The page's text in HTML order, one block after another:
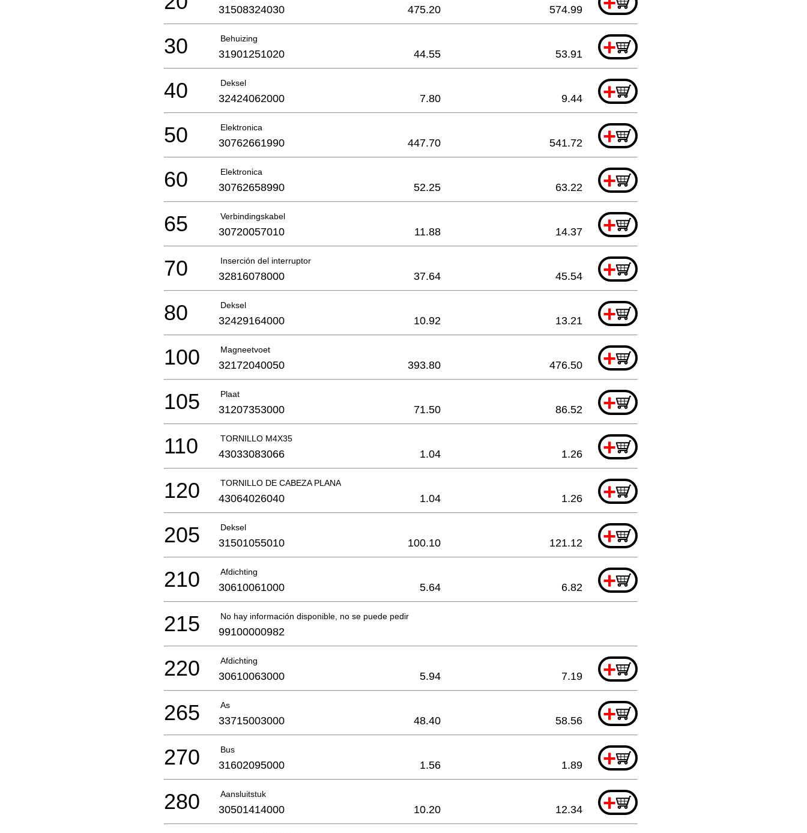
31508324030 475.20 574.99
Behuizing +
30 31901251020 44.55 53.91
Deksel +
40 32424062000 7.80 9.44
Elektronica +
50 30762661990 447.70 541.72
Elektronica +
60 30762658990 52.25 63.22
Verbindingskabel +
65 30720057010 11.88 14.37
Inserción del interruptor +
70 32816078000 37.64 45.54
Deksel +
80 32429164000 10.92 13.21
Magneetvoet +
100 32172040050 393.80 476.50
Plaat +
105 31207353000 71.50 86.52
TORNILLO M4X35 +
110 43033083066 1.04 1.26
TORNILLO DE CABEZA PLANA +
120 43064026040 1.04 1.26
Deksel +
205 31501055010 100.10 121.12
Afdichting +
210 30610061000 5.64 6.82
No hay información disponible, no se puede pedir
215 99100000982
Afdichting +
220 30610063000 5.94 7.19
As +
265 33715003000 48.40 58.56
Bus +
270 31602095000 1.56 1.89
Aansluitstuk +
280 30501414000 10.20 12.34